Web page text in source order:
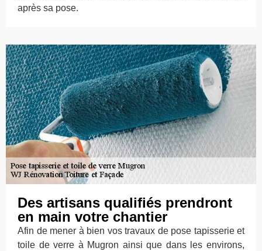
après sa pose.
Des artisans qualifiés prendront
en main votre chantier
Afin de mener à bien vos travaux de pose tapisserie et
toile de verre à Mugron ainsi que dans les environs,